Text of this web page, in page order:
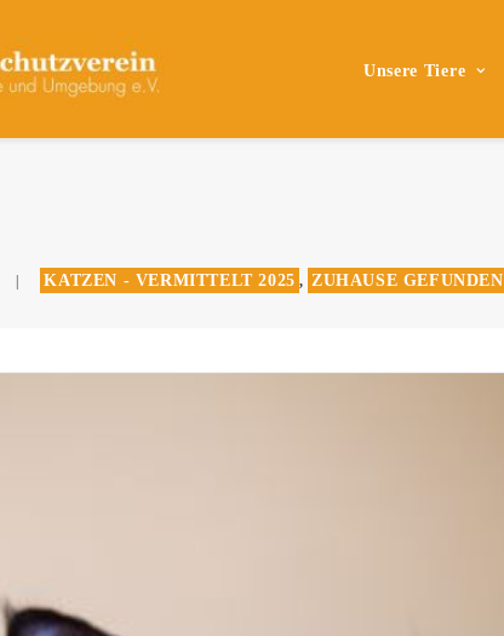
Unsere Tiere
KATZEN - VERMITTELT 2025 , ZUHAUSE GEFUNDEN